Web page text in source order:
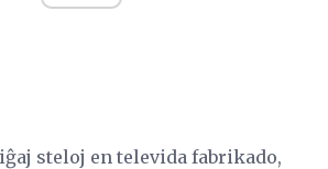
steloj en televida fabrikado,